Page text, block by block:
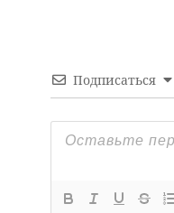
Подписаться